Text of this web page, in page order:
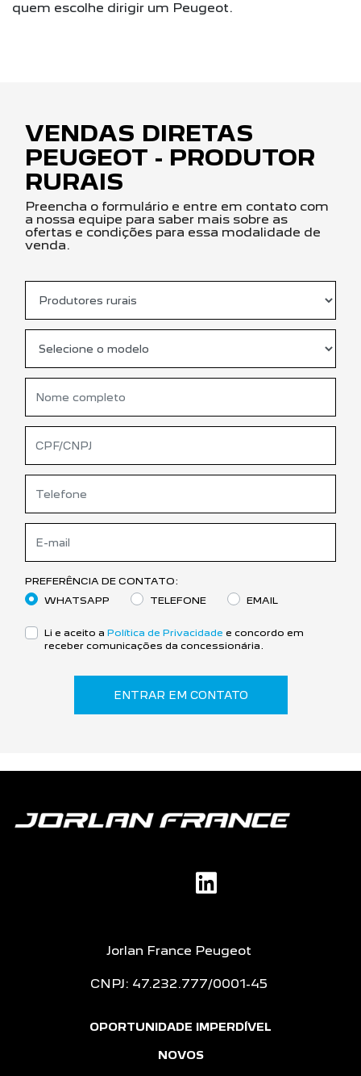
quem escolhe dirigir um Peugeot.
VENDAS DIRETAS
PEUGEOT - PRODUTOR
RURAIS
Preencha o formulário e entre em contato com
a nossa equipe para saber mais sobre as
ofertas e condições para essa modalidade de
venda.
PREFERÊNCIA DE CONTATO:
WHATSAPP
TELEFONE EMAIL
Li e aceito a Política de Privacidade e concordo em
receber comunicações da concessionária.
ENTRAR EM CONTATO
Jorlan France Peugeot
CNPJ: 47.232.777/0001-45
OPORTUNIDADE IMPERDÍVEL
NOVOS